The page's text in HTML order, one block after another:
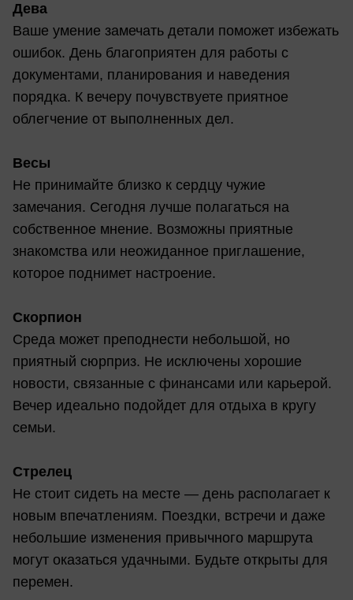
Дева
Ваше умение замечать детали поможет избежать
ошибок. День благоприятен для работы с
документами, планирования и наведения
порядка. К вечеру почувствуете приятное
облегчение от выполненных дел.
Весы
Не принимайте близко к сердцу чужие
замечания. Сегодня лучше полагаться на
собственное мнение. Возможны приятные
знакомства или неожиданное приглашение,
которое поднимет настроение.
Скорпион
Среда может преподнести небольшой, но
приятный сюрприз. Не исключены хорошие
новости, связанные с финансами или карьерой.
Вечер идеально подойдет для отдыха в кругу
семьи.
Стрелец
Не стоит сидеть на месте — день располагает к
новым впечатлениям. Поездки, встречи и даже
небольшие изменения привычного маршрута
могут оказаться удачными. Будьте открыты для
перемен.